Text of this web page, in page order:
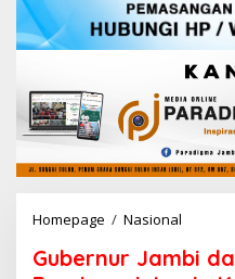
Homepage / Nasional
b
Gubernur Jambi